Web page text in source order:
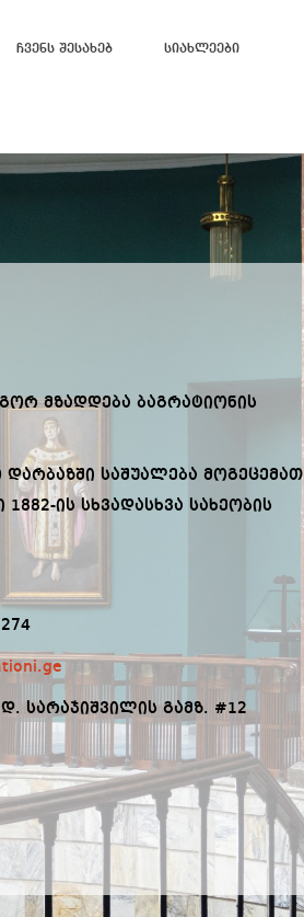
Ჩვენს Შესახებ Სიახლეები
მზადდება ბაგრატიონის
საშუალება მოგეცემათ
ის სხვადასხვა სახეობის
სარაჯიშვილის გამზ. #12